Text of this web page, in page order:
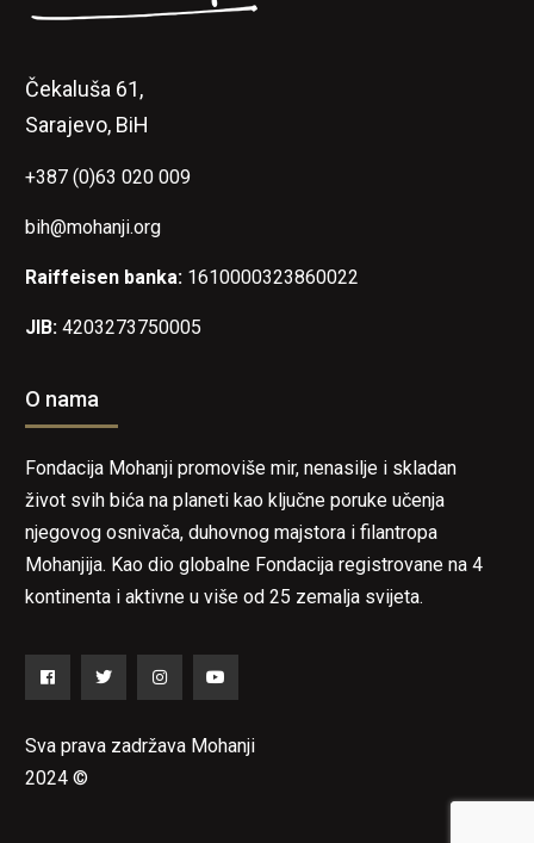
Čekaluša 61,
Sarajevo, BiH
+387 (0)63 020 009
bih@mohanji.org
Raiffeisen banka: 1610000323860022
JIB: 4203273750005
O nama
Fondacija Mohanji promoviše mir, nenasilje i skladan
život svih bića na planeti kao ključne poruke učenja
njegovog osnivača, duhovnog majstora i filantropa
Mohanjija. Kao dio globalne Fondacija registrovane na 4
kontinenta i aktivne u više od 25 zemalja svijeta.
Sva prava zadržava Mohanji
2024 ©